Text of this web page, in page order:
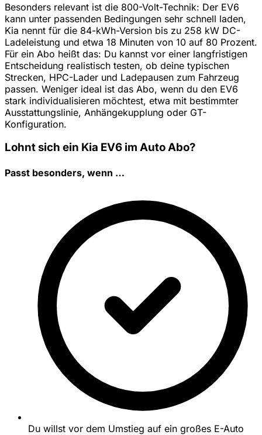
Besonders relevant ist die 800-Volt-Technik: Der EV6
kann unter passenden Bedingungen sehr schnell laden,
Kia nennt für die 84-kWh-Version bis zu 258 kW DC-
Ladeleistung und etwa 18 Minuten von 10 auf 80 Prozent.
Für ein Abo heißt das: Du kannst vor einer langfristigen
Entscheidung realistisch testen, ob deine typischen
Strecken, HPC-Lader und Ladepausen zum Fahrzeug
passen. Weniger ideal ist das Abo, wenn du den EV6
stark individualisieren möchtest, etwa mit bestimmter
Ausstattungslinie, Anhängekupplung oder GT-
Konfiguration.
Lohnt sich ein Kia EV6 im Auto Abo?
Passt besonders, wenn …
Du willst vor dem Umstieg auf ein großes E-Auto